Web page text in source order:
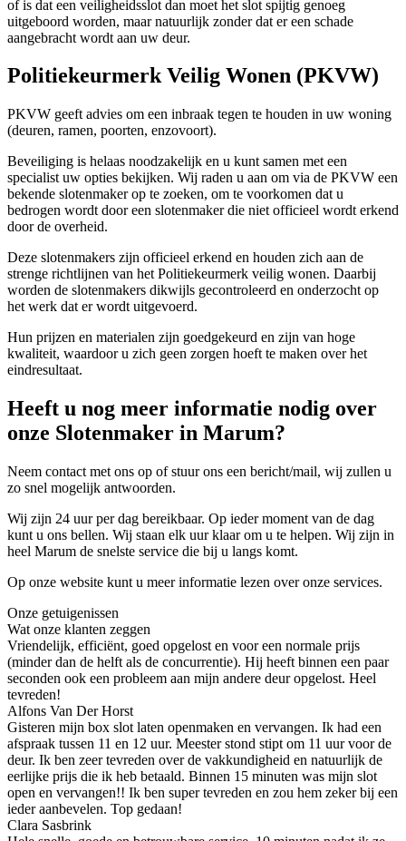
of is dat een veiligheidsslot dan moet het slot spijtig genoeg
uitgeboord worden, maar natuurlijk zonder dat er een schade
aangebracht wordt aan uw deur.
Politiekeurmerk Veilig Wonen (PKVW)
PKVW geeft advies om een inbraak tegen te houden in uw woning
(deuren, ramen, poorten, enzovoort).
Beveiliging is helaas noodzakelijk en u kunt samen met een
specialist uw opties bekijken. Wij raden u aan om via de PKVW een
bekende slotenmaker op te zoeken, om te voorkomen dat u
bedrogen wordt door een slotenmaker die niet officieel wordt erkend
door de overheid.
Deze slotenmakers zijn officieel erkend en houden zich aan de
strenge richtlijnen van het Politiekeurmerk veilig wonen. Daarbij
worden de slotenmakers dikwijls gecontroleerd en onderzocht op
het werk dat er wordt uitgevoerd.
Hun prijzen en materialen zijn goedgekeurd en zijn van hoge
kwaliteit, waardoor u zich geen zorgen hoeft te maken over het
eindresultaat.
Heeft u nog meer informatie nodig over
onze Slotenmaker in Marum?
Neem contact met ons op of stuur ons een bericht/mail, wij zullen u
zo snel mogelijk antwoorden.
Wij zijn 24 uur per dag bereikbaar. Op ieder moment van de dag
kunt u ons bellen. Wij staan elk uur klaar om u te helpen. Wij zijn in
heel Marum de snelste service die bij u langs komt.
Op onze website kunt u meer informatie lezen over onze services.
Onze getuigenissen
Wat onze klanten zeggen
Vriendelijk, efficiënt, goed opgelost en voor een normale prijs
(minder dan de helft als de concurrentie). Hij heeft binnen een paar
seconden ook een probleem aan mijn andere deur opgelost. Heel
tevreden!
Alfons Van Der Horst
Gisteren mijn box slot laten openmaken en vervangen. Ik had een
afspraak tussen 11 en 12 uur. Meester stond stipt om 11 uur voor de
deur. Ik ben zeer tevreden over de vakkundigheid en natuurlijk de
eerlijke prijs die ik heb betaald. Binnen 15 minuten was mijn slot
open en vervangen!! Ik ben super tevreden en zou hem zeker bij een
ieder aanbevelen. Top gedaan!
Clara Sasbrink